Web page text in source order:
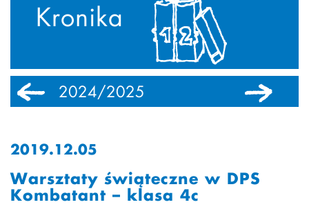
Kronika
2024/2025 2023/2024
2019.12.05
Warsztaty świąteczne w DPS
Kombatant – klasa 4c